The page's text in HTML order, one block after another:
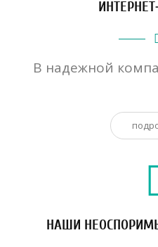
В надежной
НАШИ